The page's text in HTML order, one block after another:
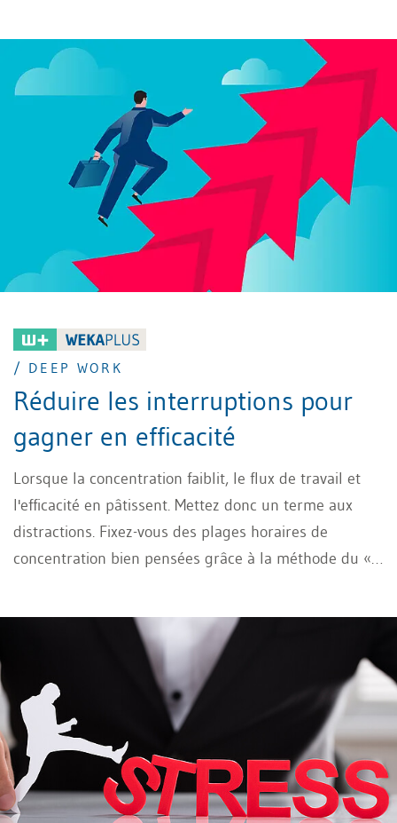
souvent de manière discrète et progressive. Il est
fréquemment interprété comme une question de
résistance individuelle ou d’organisation personnelle.
Cette lecture déplace toutefois la responsabilité au
mauvais endroit. La surcharge de travail constitue
aujourd’hui un enjeu majeur pour les organisations et
nécessite une réflexion dépassant largement la seule
responsabilité individuelle.
/ DEEP WORK
Réduire les interruptions pour
gagner en efficacité
Lorsque la concentration faiblit, le flux de travail et
l'efficacité en pâtissent. Mettez donc un terme aux
distractions. Fixez-vous des plages horaires de
concentration bien pensées grâce à la méthode du «